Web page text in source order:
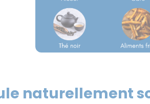
naturellement